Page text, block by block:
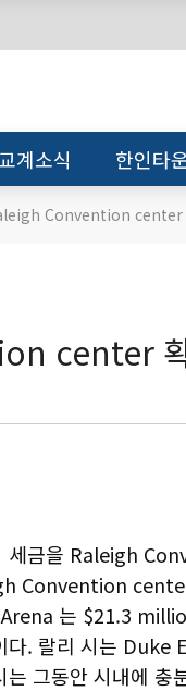
교계소식 한인타
Convention center
center
세금을 Raleigh
Convention
는 $21.3
다. 랄리 시는
는 그동안 시내에